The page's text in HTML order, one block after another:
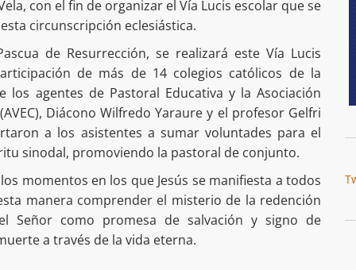
con el fin de organizar el Vía Lucis escolar que se
circunscripción eclesiástica.
de Resurrección, se realizará este Vía Lucis
de más de 14 colegios católicos de la
los agentes de Pastoral Educativa y la Asociación
Diácono Wilfredo Yaraure y el profesor Gelfri
a los asistentes a sumar voluntades para el
sinodal, promoviendo la pastoral de conjunto.
momentos en los que Jesús se manifiesta a todos
manera comprender el misterio de la redención
Señor como promesa de salvación y signo de
a través de la vida eterna.